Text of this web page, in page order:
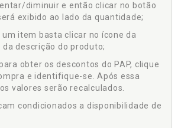
diminuir e então clicar no botão
exibido ao lado da quantidade;
um item basta clicar no ícone da
da descrição do produto;
obter os descontos do PAP, clique
e identifique-se. Após essa
valores serão recalculados.
condicionados a disponibilidade de